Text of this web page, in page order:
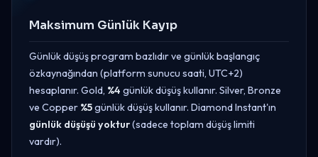
Maksimum Günlük Kayıp
Günlük düşüş program bazlıdır ve günlük başlangıç
özkaynağından (platform sunucu saati, UTC+2)
hesaplanır. Gold, %4 günlük düşüş kullanır. Silver, Bronze
ve Copper %5günlük düşüş kullanır. Diamond Instant'ın
günlük düşüşü yoktur(sadece toplam düşüş limiti
vardır).